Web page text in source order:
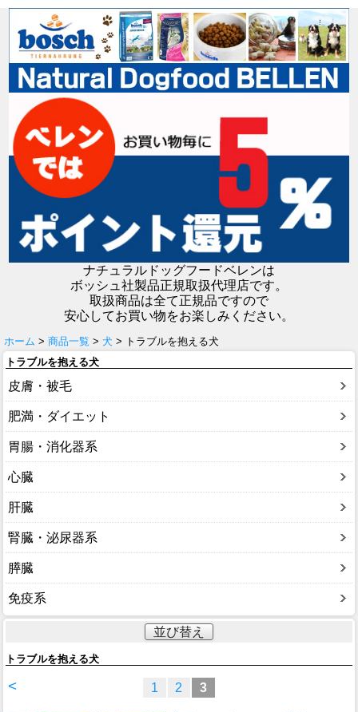
ナチュラルドッグフードベレンは
ボッシュ社製品正規取扱代理店です。
取扱商品は全て正規品ですので
安心してお買い物をお楽しみください。
ホーム > 商品一覧 > 犬 > トラブルを抱える犬
トラブルを抱える犬
皮膚・被毛
肥満・ダイエット
胃腸・消化器系
心臓
肝臓
腎臓・泌尿器系
膵臓
免疫系
並び替え
トラブルを抱える犬
< 1 2 3